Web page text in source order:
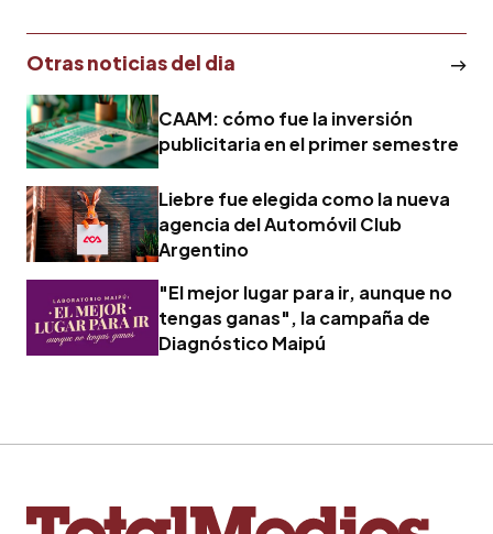
Otras noticias del dia
CAAM: cómo fue la inversión
publicitaria en el primer semestre
Liebre fue elegida como la nueva
agencia del Automóvil Club
Argentino
"El mejor lugar para ir, aunque no
tengas ganas", la campaña de
Diagnóstico Maipú